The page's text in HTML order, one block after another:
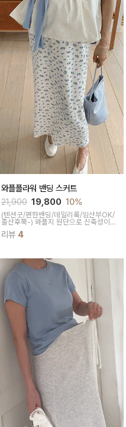
와플플라워 밴딩 스커트
21,900 19,800 10%
(텐션굿/편한밴딩/데일리룩/임산부OK/
출산후쭉-) 와플지 원단으로 신축성이
좋고 부드러워요 상큼한 플라워 패턴이
화사한 포인트가 되고 허리밴딩이 유연
리뷰 4